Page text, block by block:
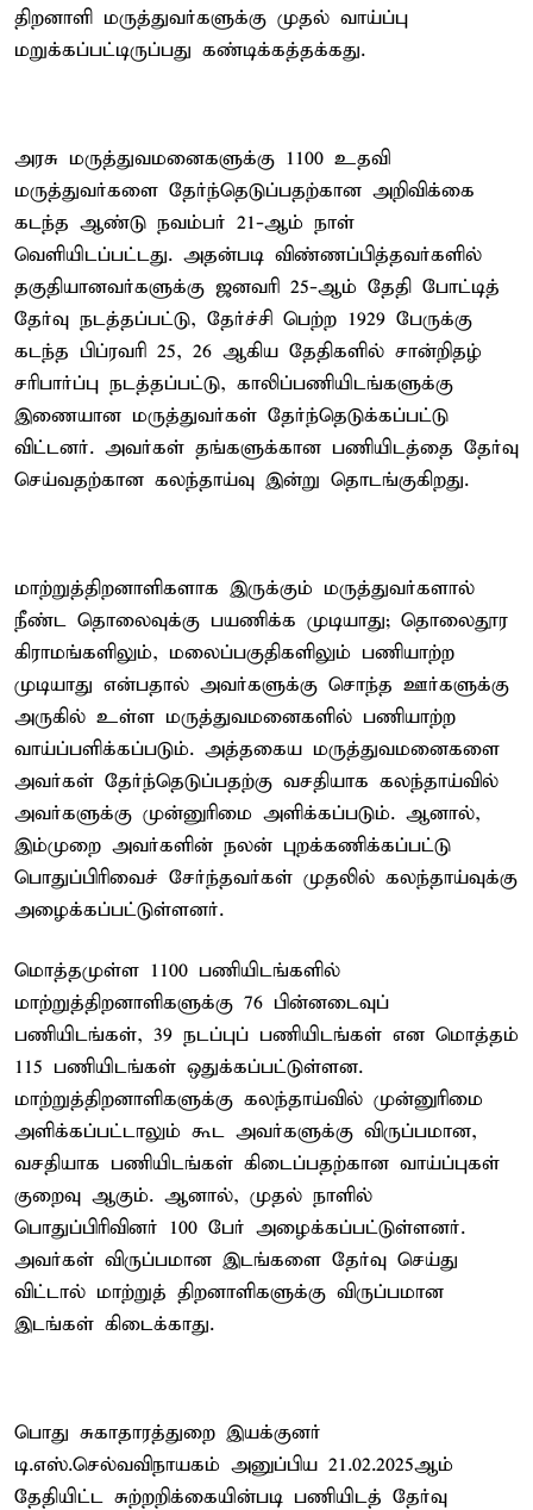
திறனாளி மருத்துவர்களுக்கு முதல் வாய்ப்பு
மறுக்கப்பட்டிருப்பது கண்டிக்கத்தக்கது.
அரசு மருத்துவமனைகளுக்கு 1100 உதவி
மருத்துவர்களை தேர்ந்தெடுப்பதற்கான அறிவிக்கை
கடந்த ஆண்டு நவம்பர் 21-ஆம் நாள்
வெளியிடப்பட்டது. அதன்படி விண்ணப்பித்தவர்களில்
தகுதியானவர்களுக்கு ஜனவரி 25-ஆம் தேதி போட்டித்
தேர்வு நடத்தப்பட்டு, தேர்ச்சி பெற்ற 1929 பேருக்கு
கடந்த பிப்ரவரி 25, 26 ஆகிய தேதிகளில் சான்றிதழ்
சரிபார்ப்பு நடத்தப்பட்டு, காலிப்பணியிடங்களுக்கு
இணையான மருத்துவர்கள் தேர்ந்தெடுக்கப்பட்டு
விட்டனர். அவர்கள் தங்களுக்கான பணியிடத்தை தேர்வு
செய்வதற்கான கலந்தாய்வு இன்று தொடங்குகிறது.
மாற்றுத்திறனாளிகளாக இருக்கும் மருத்துவர்களால்
நீண்ட தொலைவுக்கு பயணிக்க முடியாது; தொலைதூர
கிராமங்களிலும், மலைப்பகுதிகளிலும் பணியாற்ற
முடியாது என்பதால் அவர்களுக்கு சொந்த ஊர்களுக்கு
அருகில் உள்ள மருத்துவமனைகளில் பணியாற்ற
வாய்ப்பளிக்கப்படும். அத்தகைய மருத்துவமனைகளை
அவர்கள் தேர்ந்தெடுப்பதற்கு வசதியாக கலந்தாய்வில்
அவர்களுக்கு முன்னுரிமை அளிக்கப்படும். ஆனால்,
இம்முறை அவர்களின் நலன் புறக்கணிக்கப்பட்டு
பொதுப்பிரிவைச் சேர்ந்தவர்கள் முதலில் கலந்தாய்வுக்கு
அழைக்கப்பட்டுள்ளனர்.
மொத்தமுள்ள 1100 பணியிடங்களில்
மாற்றுத்திறனாளிகளுக்கு 76 பின்னடைவுப்
பணியிடங்கள், 39 நடப்புப் பணியிடங்கள் என மொத்தம்
115 பணியிடங்கள் ஒதுக்கப்பட்டுள்ளன.
மாற்றுத்திறனாளிகளுக்கு கலந்தாய்வில் முன்னுரிமை
அளிக்கப்பட்டாலும் கூட அவர்களுக்கு விருப்பமான,
வசதியாக பணியிடங்கள் கிடைப்பதற்கான வாய்ப்புகள்
குறைவு ஆகும். ஆனால், முதல் நாளில்
பொதுப்பிரிவினர் 100 பேர் அழைக்கப்பட்டுள்ளனர்.
அவர்கள் விருப்பமான இடங்களை தேர்வு செய்து
விட்டால் மாற்றுத் திறனாளிகளுக்கு விருப்பமான
இடங்கள் கிடைக்காது.
பொது சுகாதாரத்துறை இயக்குனர்
டி.எஸ்.செல்வவிநாயகம் அனுப்பிய 21.02.2025ஆம்
தேதியிட்ட சுற்றறிக்கையின்படி பணியிடத் தேர்வு